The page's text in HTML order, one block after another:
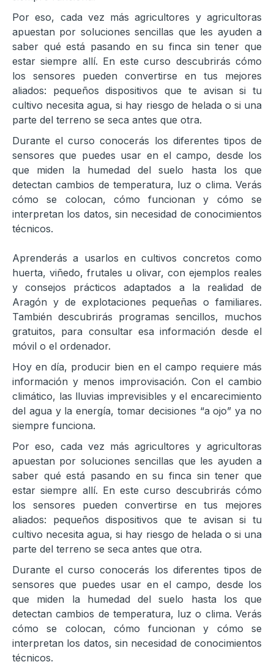
Por eso, cada vez más agricultores y agricultoras
apuestan por soluciones sencillas que les ayuden a
saber qué está pasando en su finca sin tener que
estar siempre allí. En este curso descubrirás cómo
los sensores pueden convertirse en tus mejores
aliados: pequeños dispositivos que te avisan si tu
cultivo necesita agua, si hay riesgo de helada o si una
parte del terreno se seca antes que otra.
Durante el curso conocerás los diferentes tipos de
sensores que puedes usar en el campo, desde los
que miden la humedad del suelo hasta los que
detectan cambios de temperatura, luz o clima. Verás
cómo se colocan, cómo funcionan y cómo se
interpretan los datos, sin necesidad de conocimientos
técnicos.
Aprenderás a usarlos en cultivos concretos como
huerta, viñedo, frutales u olivar, con ejemplos reales
y consejos prácticos adaptados a la realidad de
Aragón y de explotaciones pequeñas o familiares.
También descubrirás programas sencillos, muchos
gratuitos, para consultar esa información desde el
móvil o el ordenador.
Hoy en día, producir bien en el campo requiere más
información y menos improvisación. Con el cambio
climático, las lluvias imprevisibles y el encarecimiento
del agua y la energía, tomar decisiones “a ojo” ya no
siempre funciona.
Por eso, cada vez más agricultores y agricultoras
apuestan por soluciones sencillas que les ayuden a
saber qué está pasando en su finca sin tener que
estar siempre allí. En este curso descubrirás cómo
los sensores pueden convertirse en tus mejores
aliados: pequeños dispositivos que te avisan si tu
cultivo necesita agua, si hay riesgo de helada o si una
parte del terreno se seca antes que otra.
Durante el curso conocerás los diferentes tipos de
sensores que puedes usar en el campo, desde los
que miden la humedad del suelo hasta los que
detectan cambios de temperatura, luz o clima. Verás
cómo se colocan, cómo funcionan y cómo se
interpretan los datos, sin necesidad de conocimientos
técnicos.